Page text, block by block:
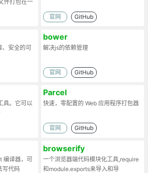
件打包在一
官网 GitHub
、安全的可
bower
解决js的依赖管理
官网 GitHub
具。它可以
Parcel
快速，零配置的 Web 应用程序打包器
官网 GitHub
编译器，可
写代码
browserify
一个浏览器端代码模块化工具,require
和module.exports来导入和导